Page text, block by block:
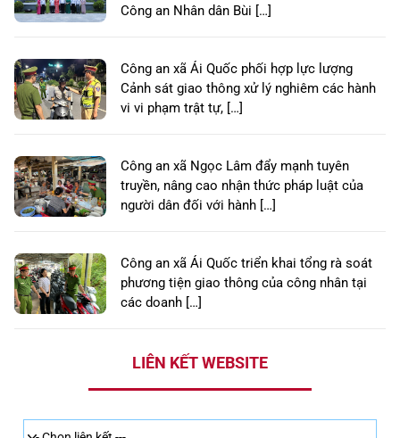
Công an Nhân dân Bùi […]
Công an xã Ái Quốc phối hợp lực lượng
Cảnh sát giao thông xử lý nghiêm các hành
vi vi phạm trật tự, […]
Công an xã Ngọc Lâm đẩy mạnh tuyên
truyền, nâng cao nhận thức pháp luật của
người dân đối với hành […]
Công an xã Ái Quốc triển khai tổng rà soát
phương tiện giao thông của công nhân tại
các doanh […]
LIÊN KẾT WEBSITE